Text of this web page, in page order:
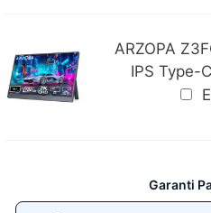
ARZOPA
IPS Type-
Garanti